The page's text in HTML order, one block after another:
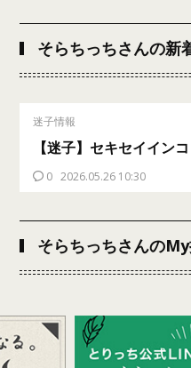
そらちっちさんの新
迷子情報
【迷子】セキセイイン
0 2026.05.26 10:30
そらちっちさんの